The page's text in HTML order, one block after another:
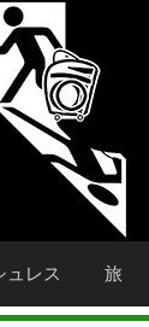
ュレス 旅